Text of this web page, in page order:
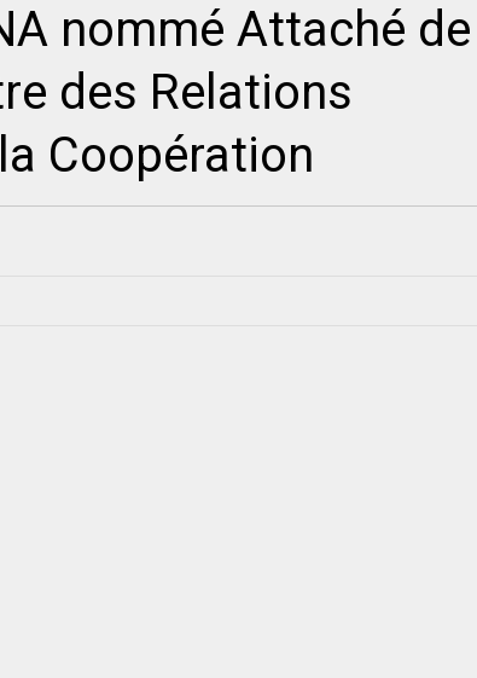
nommé Attaché de
des Relations
Coopération